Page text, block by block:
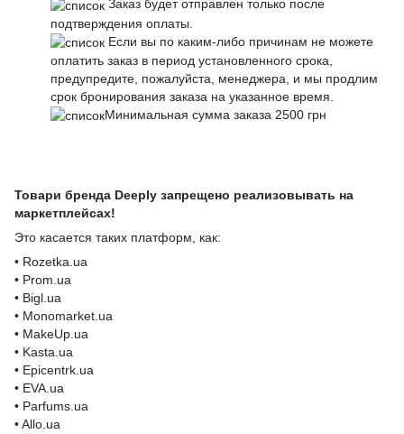
Заказ будет отправлен только после
подтверждения оплаты.
Если вы по каким-либо причинам не можете
оплатить заказ в период установленного срока,
предупредите, пожалуйста, менеджера, и мы продлим
срок бронирования заказа на указанное время.
Минимальная сумма заказа 2500 грн
Товари бренда Deeply запрещено реализовывать на
маркетплейсах!
Это касается таких платформ, как:
• Rozetka.ua
• Prom.ua
• Bigl.ua
• Monomarket.ua
• MakeUp.ua
• Kasta.ua
• Epicentrk.ua
• EVA.ua
• Parfums.ua
• Allo.ua